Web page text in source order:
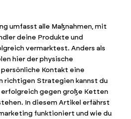
umfasst alle Maßnahmen, mit
deine Produkte und
vermarktest. Anders als
hier der physische
Kontakt eine
richtigen Strategien kannst du
erfolgreich gegen große Ketten
In diesem Artikel erfährst
funktioniert und wie du